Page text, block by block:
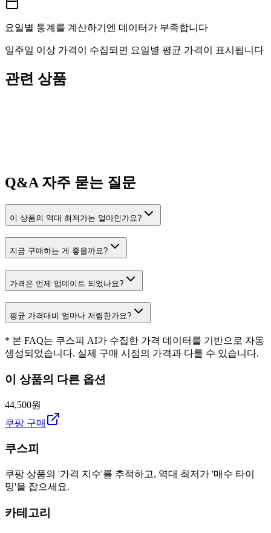
요일별 통계를 계산하기엔 데이터가 부족합니다
일주일 이상 가격이 수집되면 요일별 평균 가격이 표시됩니다
관련 상품
Q&A자주 묻는 질문
이 상품의 역대 최저가는 얼마인가요?
지금 구매하는 게 좋을까요?
가격은 언제 업데이트 되었나요?
평균 가격대비 얼마나 저렴한가요?
* 본 FAQ는 쿠스피 AI가 수집한 가격 데이터를 기반으로 자동
생성되었습니다. 실제 구매 시점의 가격과 다를 수 있습니다.
이 상품의 다른 옵션
44,500원
쿠팡 구매
쿠스피
쿠팡 상품의 '가격 지수'를 추적하고, 역대 최저가 '매수 타이
밍'을 잡으세요.
카테고리